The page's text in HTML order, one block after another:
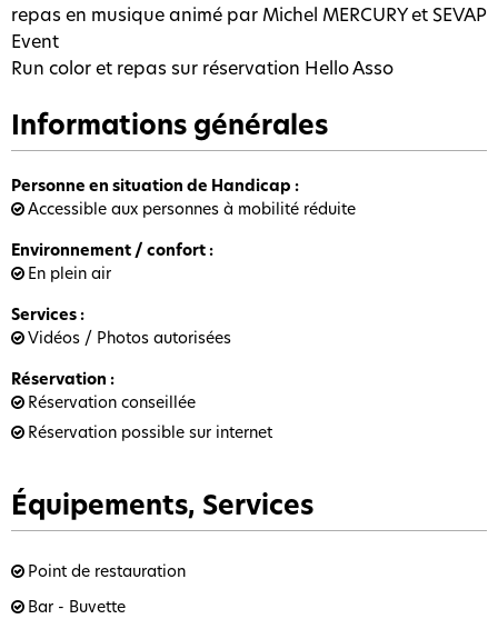
repas en musique animé par Michel MERCURY et SEVAP
Event
Run color et repas sur réservation Hello Asso
Informations générales
Personne en situation de Handicap :
Accessible aux personnes à mobilité réduite
Environnement / confort :
En plein air
Services :
Vidéos / Photos autorisées
Réservation :
Réservation conseillée
Réservation possible sur internet
Équipements, Services
Point de restauration
Bar - Buvette